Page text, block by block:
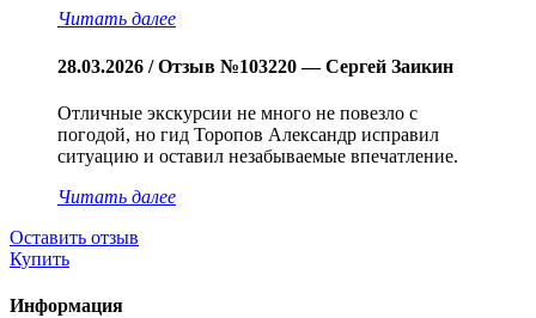
Читать далее
28.03.2026 / Отзыв №103220 — Сергей Заикин
Отличные экскурсии не много не повезло с
погодой, но гид Торопов Александр исправил
ситуацию и оставил незабываемые впечатление.
Читать далее
Оставить отзыв
Купить
Информация